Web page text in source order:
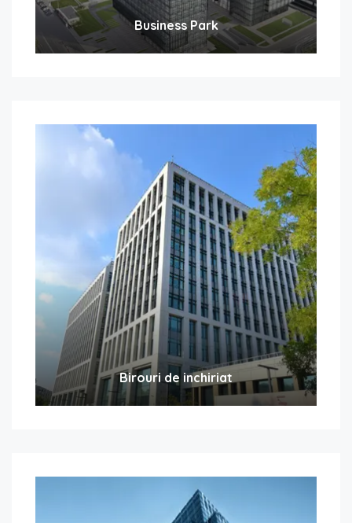
Business Park
Birouri de inchiriat